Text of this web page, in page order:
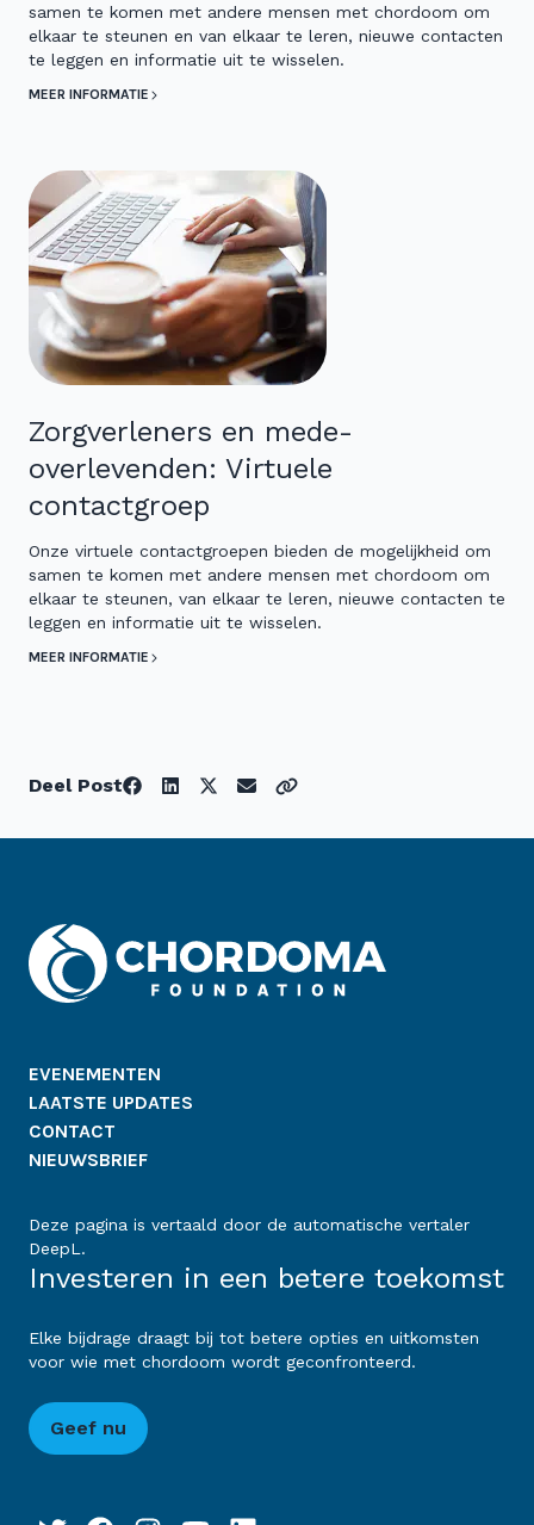
samen te komen met andere mensen met chordoom om
elkaar te steunen en van elkaar te leren, nieuwe contacten
te leggen en informatie uit te wisselen.
MEER INFORMATIE
Zorgverleners en mede-
overlevenden: Virtuele
contactgroep
Onze virtuele contactgroepen bieden de mogelijkheid om
samen te komen met andere mensen met chordoom om
elkaar te steunen, van elkaar te leren, nieuwe contacten te
leggen en informatie uit te wisselen.
MEER INFORMATIE
Deel Post
EVENEMENTEN
LAATSTE UPDATES
CONTACT
NIEUWSBRIEF
Deze pagina is vertaald door de automatische vertaler
DeepL.
Investeren in een betere toekomst
Elke bijdrage draagt bij tot betere opties en uitkomsten
voor wie met chordoom wordt geconfronteerd.
Geef nu